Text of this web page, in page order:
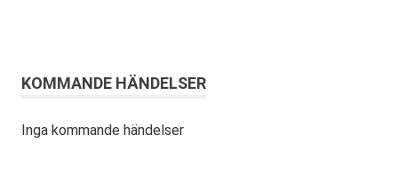
KOMMANDE HÄNDELSER
Inga kommande händelser